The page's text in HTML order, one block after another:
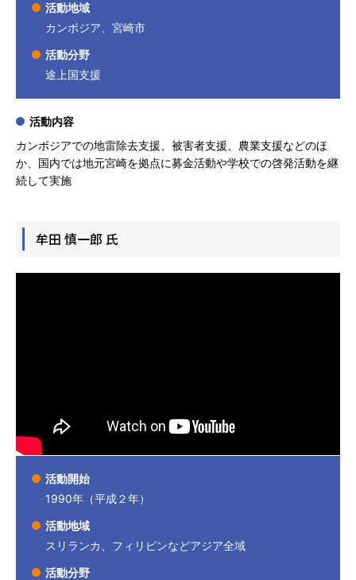
活動地域
カンボジア、宮崎市
活動分野
途上国支援
活動内容
カンボジアでの地雷除去支援、被害者支援、農業支援などのほ
か、国内では地元宮崎を拠点に募金活動や学校での啓発活動を継
続して実施
牟田 慎一郎 氏
活動開始
1990年（平成２年）
活動地域
スリランカ、フィリピンなどアジア全域
活動分野